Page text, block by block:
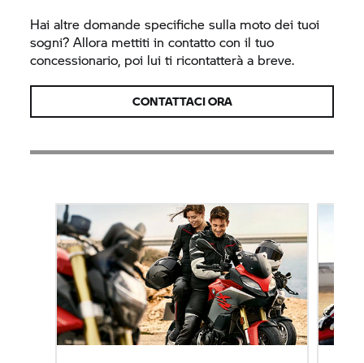
Hai altre domande specifiche sulla moto dei tuoi
sogni? Allora mettiti in contatto con il tuo
concessionario, poi lui ti ricontatterà a breve.
CONTATTACI ORA